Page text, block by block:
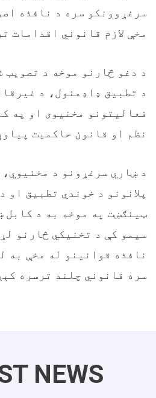
سرغړوونکو سره د نافذه
مخې لازم قانوني اقدامات
د دغو څارنو موخه د تصویب
د تطبیق ډاډمنول، د
فعالیتونو مخنیوی او په
نظم او قانون حاکمیت
د ښاري سرغړونو د
پلانونو د خوندي تطبیق او
ټینګښت په موخه به د کابل
سیمو کې د تخنیکي څارنو
نافذه قوانینو له مخې به
سره قانوني چلند ترسره
NEWS